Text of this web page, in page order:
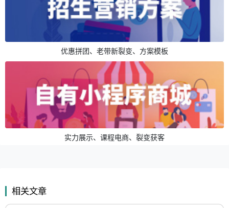
优惠拼团、老带新裂变、方案模板
实力展示、课程电商、裂变获客
相关文章